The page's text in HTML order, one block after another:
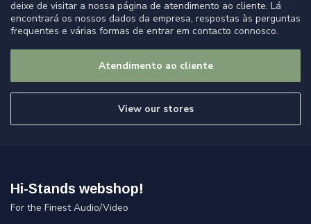
deixe de visitar a nossa página de atendimento ao cliente. Lá
encontrará os nossos dados da empresa, respostas às perguntas
frequentes e várias formas de entrar em contacto connosco.
Atendimento ao cliente
View our stores
Hi-Stands webshop!
For the Finest Audio/Video